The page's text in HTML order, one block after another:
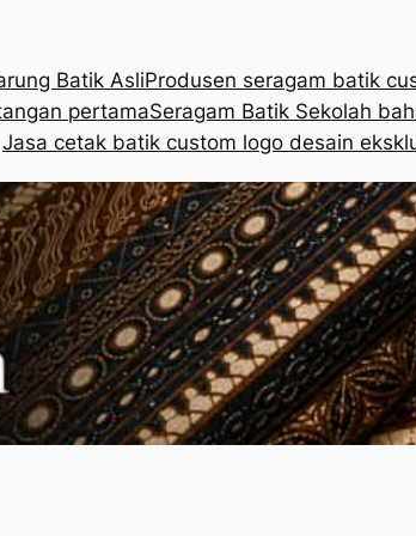
Batik AsliProdusen seragam batik
pertamaSeragam Batik Sekolah
Jasa cetak batik custom logo desain